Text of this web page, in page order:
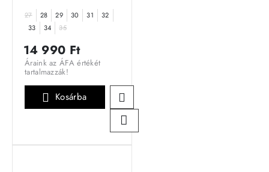
27 28 29 30 31
32
33
34 35
14 990 Ft
Áraink az ÁFA értékét
tartalmazzák!
Kosárba